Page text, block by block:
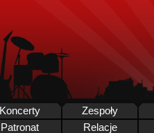
Koncerty Zespoły
Patronat Relacje